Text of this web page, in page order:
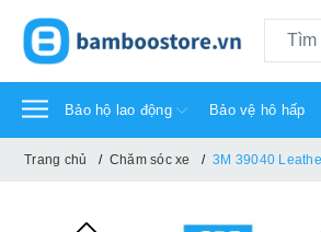
Bảo hộ lao động Bảo vệ hô hấp
Trang chủ Chăm sóc xe 3M 39040